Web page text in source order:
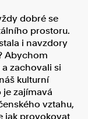
dobré se
prostoru.
i navzdory
Abychom
zachovali si
kulturní
je zajímavá
vztahu,
jak provokovat